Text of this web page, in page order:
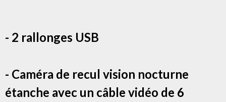
- 2 rallonges USB
- Caméra de recul vision nocturne
étanche avec un câble vidéo de 6